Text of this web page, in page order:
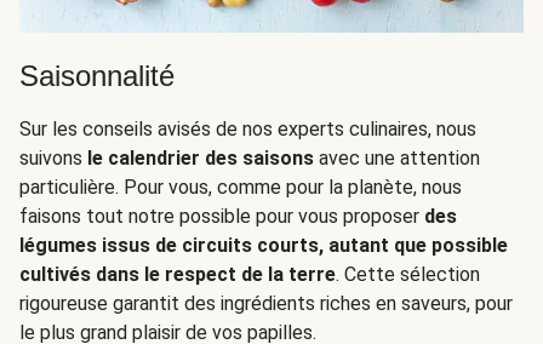
Saisonnalité
Sur les conseils avisés de nos experts culinaires, nous
suivons le calendrier des saisons avec une attention
particulière. Pour vous, comme pour la planète, nous
faisons tout notre possible pour vous proposer des
légumes issus de circuits courts, autant que possible
cultivés dans le respect de la terre. Cette sélection
rigoureuse garantit des ingrédients riches en saveurs, pour
le plus grand plaisir de vos papilles.